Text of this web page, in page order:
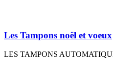
Les Tampons noël et voeux
LES TAMPONS